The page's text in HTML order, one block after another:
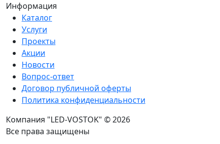
Информация
Каталог
Услуги
Проекты
Акции
Новости
Вопрос-ответ
Договор публичной оферты
Политика конфиденциальности
Компания "LED-VOSTOK" © 2026
Все права защищены